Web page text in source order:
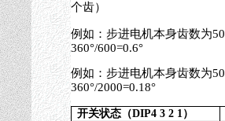
个齿）
例如：步进电机本身齿数为50
360°/600=0.6°
例如：步进电机本身齿数为50
360°/2000=0.18°
开关状态（DIP4 3 2 1）